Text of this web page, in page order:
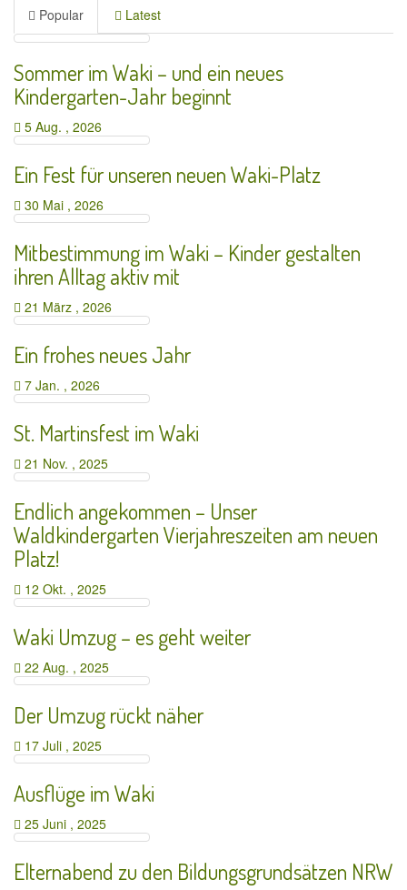
Popular Latest
Sommer im Waki – und ein neues
Kindergarten-Jahr beginnt
5 Aug. , 2026
Ein Fest für unseren neuen Waki-Platz
30 Mai , 2026
Mitbestimmung im Waki – Kinder gestalten
ihren Alltag aktiv mit
21 März , 2026
Ein frohes neues Jahr
7 Jan. , 2026
St. Martinsfest im Waki
21 Nov. , 2025
Endlich angekommen – Unser
Waldkindergarten Vierjahreszeiten am neuen
Platz!
12 Okt. , 2025
Waki Umzug – es geht weiter
22 Aug. , 2025
Der Umzug rückt näher
17 Juli , 2025
Ausflüge im Waki
25 Juni , 2025
Elternabend zu den Bildungsgrundsätzen NRW